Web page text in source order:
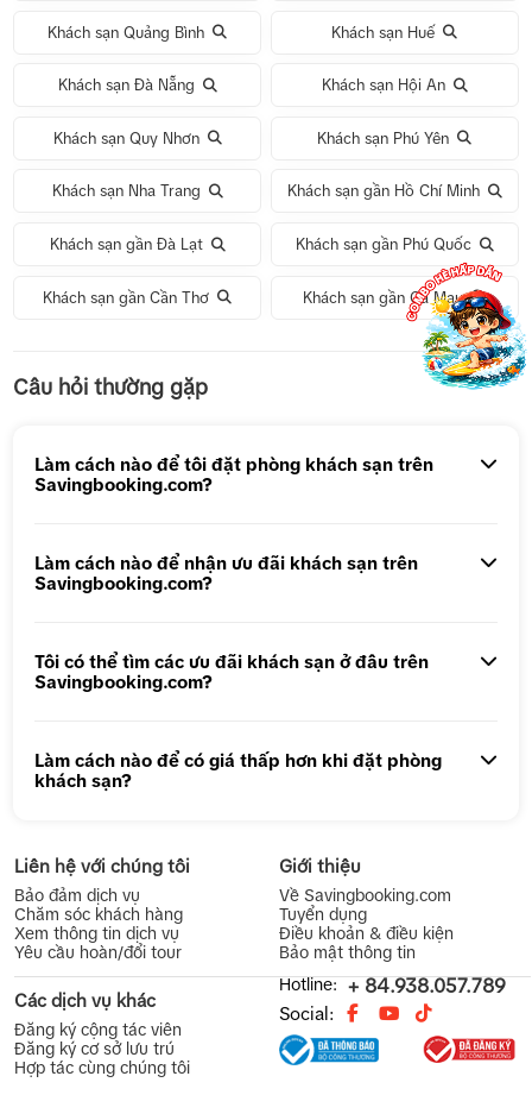
Khách sạn Quảng Bình Khách sạn Huế
Khách sạn Đà Nẵng Khách sạn Hội An
Khách sạn Quy Nhơn Khách sạn Phú Yên
Khách sạn Nha Trang Khách sạn gần Hồ Chí Minh
Khách sạn gần Đà Lạt Khách sạn gần Phú Quốc
Khách sạn gần Cần Thơ Khách sạn gần Cà Mau
Tour 5N4Đ Hà Nội – Bali – Hà Nội
Tour 1 ngày Động Thiên Đường
Tour 1 Ngày Động Phong Nha
Câu hỏi thường gặp
Làm cách nào để tôi đặt phòng khách sạn trên
Savingbooking.com?
Làm cách nào để nhận ưu đãi khách sạn trên
Savingbooking.com?
Tôi có thể tìm các ưu đãi khách sạn ở đâu trên
Savingbooking.com?
Làm cách nào để có giá thấp hơn khi đặt phòng
khách sạn?
Liên hệ với chúng tôi
Bảo đảm dịch vụ
Chăm sóc khách hàng
Xem thông tin dịch vụ
Yêu cầu hoàn/đổi tour
Giới thiệu
Về Savingbooking.com
Tuyển dụng
Điều khoản & điều kiện
Bảo mật thông tin
Các dịch vụ khác
Đăng ký cộng tác viên
Đăng ký cơ sở lưu trú
Hợp tác cùng chúng tôi
Hotline: + 84.938.057.789
Social: